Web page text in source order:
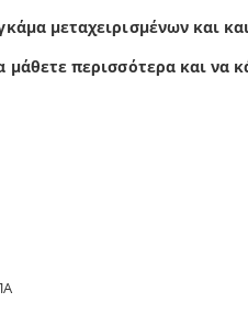
μεταχειρισμένων και
μάθετε περισσότερα και να